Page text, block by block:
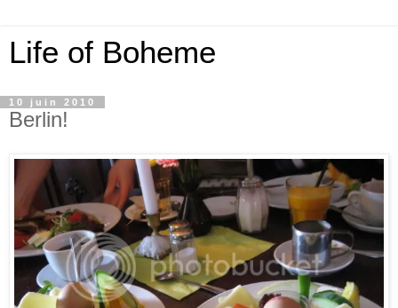
Life of Boheme
10 juin 2010
Berlin!